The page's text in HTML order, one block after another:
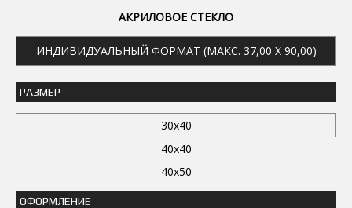
АКРИЛОВОЕ СТЕКЛО
ИНДИВИДУАЛЬНЫЙ ФОРМАТ (МАКС. 37,00 X 90,00)
РАЗМЕР
30x40
40x40
40x50
ОФОРМЛЕНИЕ